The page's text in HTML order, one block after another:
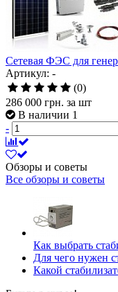
Сетевая ФЭС для
Артикул: -
(0)
286 000 грн. за шт
В наличии 1
-
Обзоры и советы
Все обзоры и советы
Как выбрать
Для чего нужен
Какой